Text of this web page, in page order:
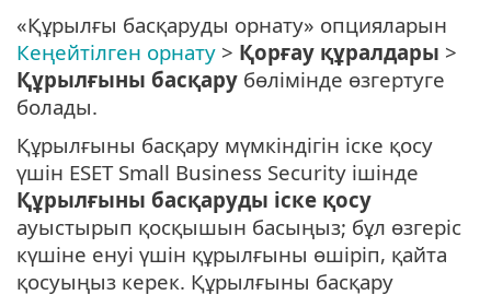
«Құрылғы басқаруды орнату» опцияларын
Кеңейтілген орнату > Қорғау құралдары >
Құрылғыны басқару бөлімінде өзгертуге
болады.
Құрылғыны басқару мүмкіндігін іске қосу
үшін ESET Small Business Security ішінде
Құрылғыны басқаруды іске қосу
ауыстырып қосқышын басыңыз; бұл өзгеріс
күшіне енуі үшін құрылғыны өшіріп, қайта
қосуыңыз керек. Құрылғыны басқару